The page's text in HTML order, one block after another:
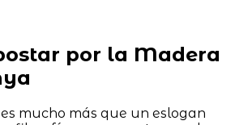
por la Madera
mucho más que un eslogan